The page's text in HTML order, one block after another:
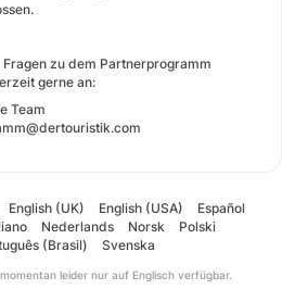
Fragen zu dem Partnerprogramm
gerne an:
Team
English (UK) English (USA)
Español
Nederlands Norsk
Polski
(Brasil)
Svenska
leider nur auf Englisch verfügbar.